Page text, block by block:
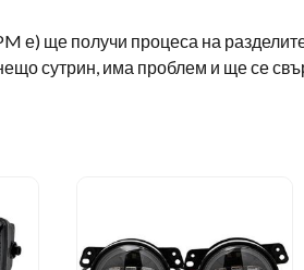
е) ще получи процеса на
сутрин, има проблем и ще се